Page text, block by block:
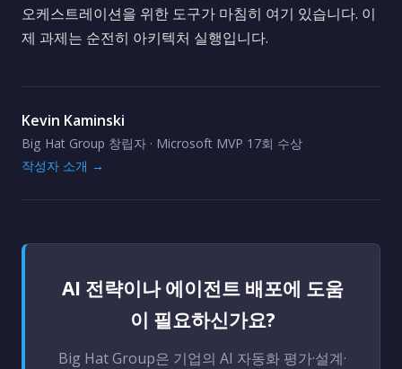
오케스트레이션을 위한 도구가 마침히 여기 있습니다. 이
제 과제는 순전히 아키텍처 실행입니다.
Kevin Kaminski
Big Hat Group 창립자 · Microsoft MVP 17회 수상
작성자 소개 →
AI 전략이나 에이전트 배포에 도움
이 필요하신가요?
Big Hat Group은 기업의 AI 자동화 평가·설계·